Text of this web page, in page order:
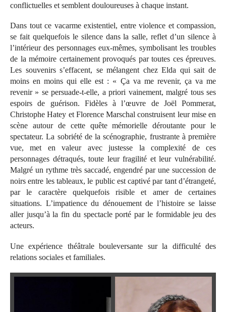
conflictuelles et semblent douloureuses à chaque instant.
Dans tout ce vacarme existentiel, entre violence et compassion,
se fait quelquefois le silence dans la salle, reflet d’un silence à
l’intérieur des personnages eux-mêmes, symbolisant les troubles
de la mémoire certainement provoqués par toutes ces épreuves.
Les souvenirs s’effacent, se mélangent chez Elda qui sait de
moins en moins qui elle est : « Ça va me revenir, ça va me
revenir » se persuade-t-elle, a priori vainement, malgré tous ses
espoirs de guérison. Fidèles à l’œuvre de Joël Pommerat,
Christophe Hatey et Florence Marschal construisent leur mise en
scène autour de cette quête mémorielle déroutante pour le
spectateur. La sobriété de la scénographie, frustrante à première
vue, met en valeur avec justesse la complexité de ces
personnages détraqués, toute leur fragilité et leur vulnérabilité.
Malgré un rythme très saccadé, engendré par une succession de
noirs entre les tableaux, le public est captivé par tant d’étrangeté,
par le caractère quelquefois risible et amer de certaines
situations. L’impatience du dénouement de l’histoire se laisse
aller jusqu’à la fin du spectacle porté par le formidable jeu des
acteurs.
Une expérience théâtrale bouleversante sur la difficulté des
relations sociales et familiales.